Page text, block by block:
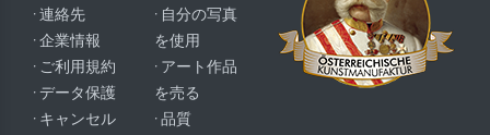
· 連絡先
· 企業情報
· ご利用規約
· データ保護
· キャンセル
· 自分の写真
を使用
· アート作品
を売る
· 品質